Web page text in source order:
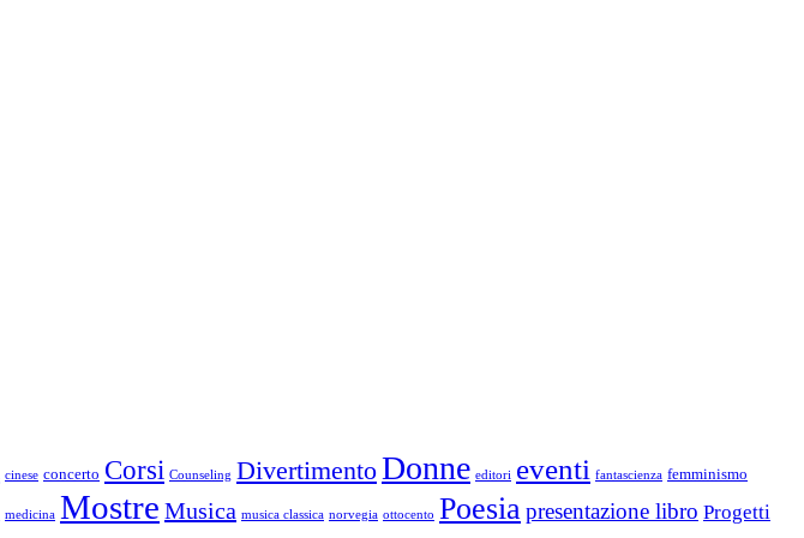
cinese concerto Corsi Counseling DivertimentoDonne editori eventi fantascienza femminismo
medicina Mostre Musica musica classica norvegia ottocento Poesia presentazione libro Progetti